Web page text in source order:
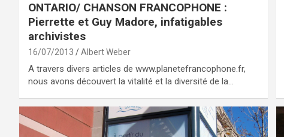
ONTARIO/ CHANSON FRANCOPHONE :
Pierrette et Guy Madore, infatigables
archivistes
16/07/2013 Albert Weber
A travers divers articles de www.planetefrancophone.fr,
nous avons découvert la vitalité et la diversité de la…